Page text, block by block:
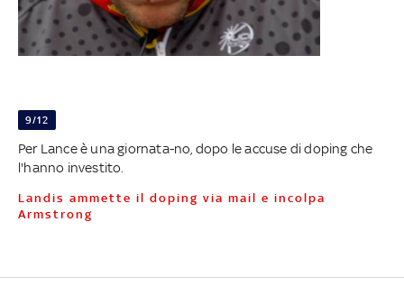
9/12
Per Lance è una giornata-no, dopo le accuse di doping che
l'hanno investito.
Landis ammette il doping via mail e incolpa
Armstrong